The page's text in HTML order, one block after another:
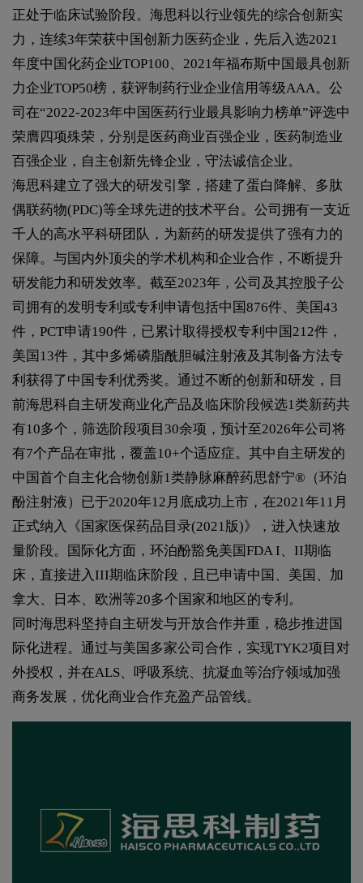
正处于临床试验阶段。海思科以行业领先的综合创新实
力，连续3年荣获中国创新力医药企业，先后入选2021
年度中国化药企业TOP100、2021年福布斯中国最具创新
力企业TOP50榜，获评制药行业企业信用等级AAA。公
司在“2022-2023年中国医药行业最具影响力榜单”评选中
荣膺四项殊荣，分别是医药商业百强企业，医药制造业
百强企业，自主创新先锋企业，守法诚信企业。
海思科建立了强大的研发引擎，搭建了蛋白降解、多肽
偶联药物(PDC)等全球先进的技术平台。公司拥有一支近
千人的高水平科研团队，为新药的研发提供了强有力的
保障。与国内外顶尖的学术机构和企业合作，不断提升
研发能力和研发效率。截至2023年，公司及其控股子公
司拥有的发明专利或专利申请包括中国876件、美国43
件，PCT申请190件，已累计取得授权专利中国212件，
美国13件，其中多烯磷脂酰胆碱注射液及其制备方法专
利获得了中国专利优秀奖。通过不断的创新和研发，目
前海思科自主研发商业化产品及临床阶段候选1类新药共
有10多个，筛选阶段项目30余项，预计至2026年公司将
有7个产品在审批，覆盖10+个适应症。其中自主研发的
中国首个自主化合物创新1类静脉麻醉药思舒宁®（环泊
酚注射液）已于2020年12月底成功上市，在2021年11月
正式纳入《国家医保药品目录(2021版)》，进入快速放
量阶段。国际化方面，环泊酚豁免美国FDA I、II期临
床，直接进入III期临床阶段，且已申请中国、美国、加
拿大、日本、欧洲等20多个国家和地区的专利。
同时海思科坚持自主研发与开放合作并重，稳步推进国
际化进程。通过与美国多家公司合作，实现TYK2项目对
外授权，并在ALS、呼吸系统、抗凝血等治疗领域加强
商务发展，优化商业合作充盈产品管线。